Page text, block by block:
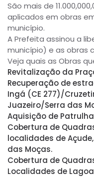
São mais de
aplicados em obras
município.
A Prefeita assinou a
município) e as obras
Veja quais as Obras
Revitalização da
Recuperação de
Ingá (CE 277)/
Juazeiro/Serra das
Aquisição de
Cobertura de
localidades de
das Moças.
Cobertura de
Localidades de